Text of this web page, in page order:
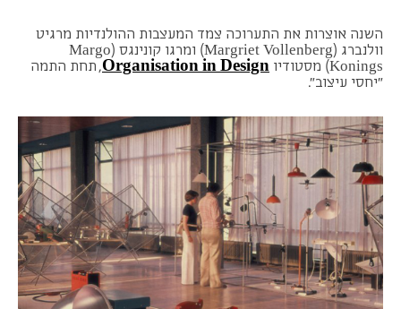
השנה אוצרות את התערוכה צמד המעצבות ההולנדיות מרגיט
וולנברג (Margriet Vollenberg) ומרגו קונינגס (Margo
Konings) מסטודיו
Organisation in Design, תחת התמה
"יחסי עיצוב".